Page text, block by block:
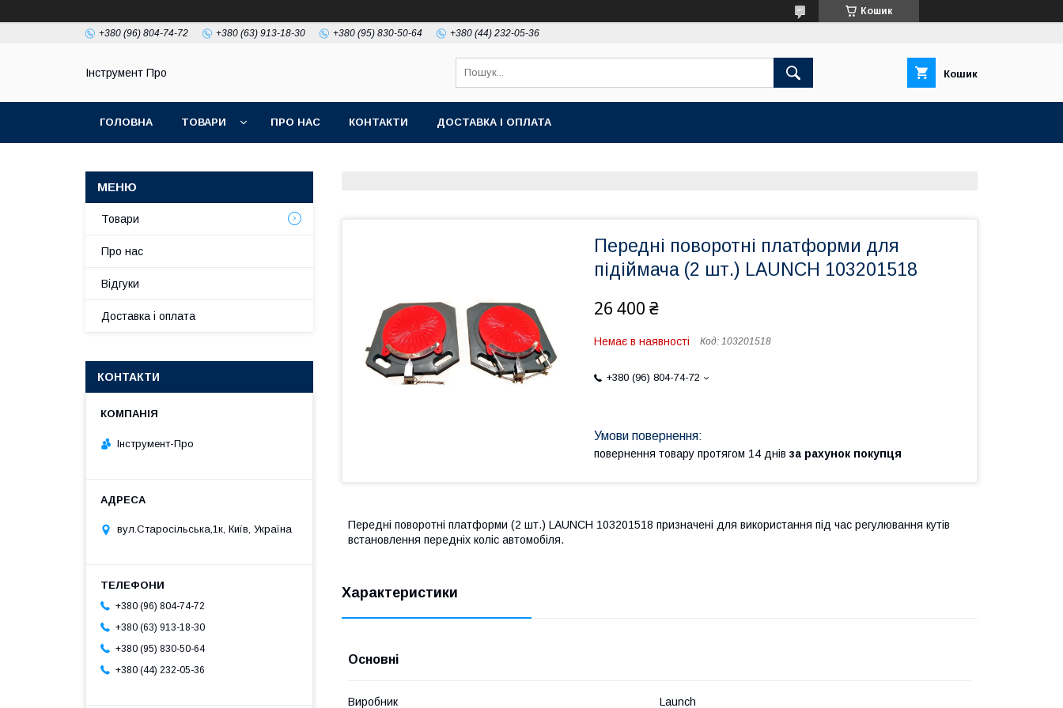
Кошик
+380 (96) 804-74-72 +380 (63) 913-18-30 +380 (95) 830-50-64 +380 (44) 232-05-36
Інструмент Про Кошик
ГОЛОВНА ТОВАРИ ПРО НАС КОНТАКТИ ДОСТАВКА І ОПЛАТА
Передні поворотні платформи для
підіймача (2 шт.) LAUNCH 103201518
26 400 ₴
Немає в наявності Код: 103201518
+380 (96) 804-74-72
повернення товару протягом 14 днів за рахунок покупця
Передні поворотні платформи (2 шт.) LAUNCH 103201518 призначені для використання під час регулювання кутів
встановлення передніх коліс автомобіля.
Характеристики
Основні
Виробник Launch
Товари
Про нас
Відгуки
Доставка і оплата
КОНТАКТИ
Інструмент-Про
вул.Старосільська,1к, Київ, Україна
+380 (96) 804-74-72
+380 (63) 913-18-30
+380 (95) 830-50-64
+380 (44) 232-05-36